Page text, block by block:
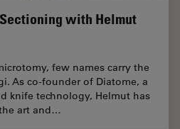
with Helmut
few names carry the
As co-founder of Diatome, a
knife technology, Helmut has
art and…